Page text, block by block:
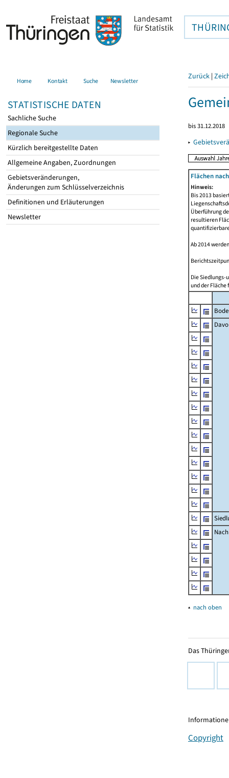
Home Kontakt Suche Newsletter
STATISTISCHE DATEN
Sachliche Suche
Regionale Suche
Kürzlich bereitgestellte Daten
Allgemeine Angaben, Zuordnungen
Gebietsveränderungen,
Änderungen zum Schlüsselverzeichnis
Definitionen und Erläuterungen
Newsletter
Zurück |
bis 31.12.2018
▸
Flächen
Hinweis:
Bis 2013
Überführung
resultieren
Ab 2014
Die Siedlungs-
und der Fläche
▴ nach oben
Das
Copyright